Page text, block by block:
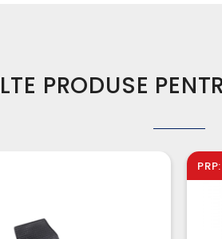
PRODUSE
PRP: